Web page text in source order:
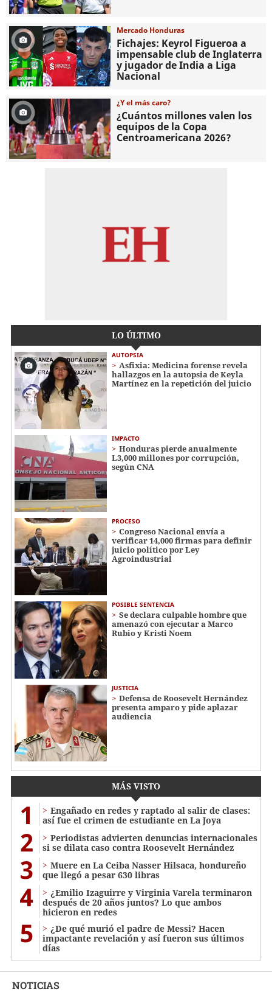
Mercado Honduras
Fichajes: Keyrol Figueroa a
impensable club de Inglaterra
y jugador de India a Liga
Nacional
¿Y el más caro?
¿Cuántos millones valen los
equipos de la Copa
Centroamericana 2026?
LO ÚLTIMO
AUTOPSIA
Asfixia: Medicina forense revela
hallazgos en la autopsia de Keyla
Martínez en la repetición del juicio
IMPACTO
Honduras pierde anualmente
L3,000 millones por corrupción,
según CNA
PROCESO
Congreso Nacional envía a
verificar 14,000 firmas para definir
juicio político por Ley
Agroindustrial
POSIBLE SENTENCIA
Se declara culpable hombre que
amenazó con ejecutar a Marco
Rubio y Kristi Noem
JUSTICIA
Defensa de Roosevelt Hernández
presenta amparo y pide aplazar
audiencia
MÁS VISTO
1
Engañado en redes y raptado al salir de clases:
así fue el crimen de estudiante en La Joya
2
Periodistas advierten denuncias internacionales
si se dilata caso contra Roosevelt Hernández
3
Muere en La Ceiba Nasser Hilsaca, hondureño
que llegó a pesar 630 libras
4
¿Emilio Izaguirre y Virginia Varela terminaron
después de 20 años juntos? Lo que ambos
hicieron en redes
5
¿De qué murió el padre de Messi? Hacen
impactante revelación y así fueron sus últimos
días
NOTICIAS